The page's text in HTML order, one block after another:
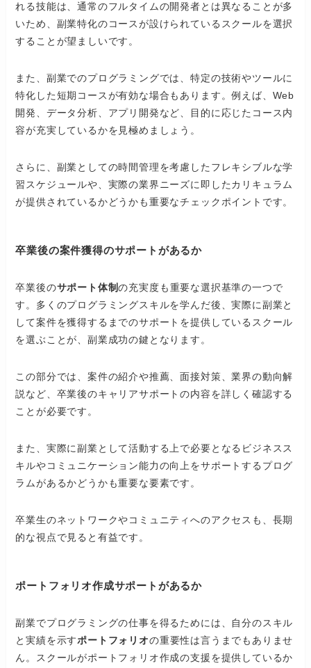
れる技能は、通常のフルタイムの開発者とは異なることが多
いため、副業特化のコースが設けられているスクールを選択
することが望ましいです。
また、副業でのプログラミングでは、特定の技術やツールに
特化した短期コースが有効な場合もあります。例えば、Web
開発、データ分析、アプリ開発など、目的に応じたコース内
容が充実しているかを見極めましょう。
さらに、副業としての時間管理を考慮したフレキシブルな学
習スケジュールや、実際の業界ニーズに即したカリキュラム
が提供されているかどうかも重要なチェックポイントです。
卒業後の案件獲得のサポートがあるか
卒業後のサポート体制の充実度も重要な選択基準の一つで
す。多くのプログラミングスキルを学んだ後、実際に副業と
して案件を獲得するまでのサポートを提供しているスクール
を選ぶことが、副業成功の鍵となります。
この部分では、案件の紹介や推薦、面接対策、業界の動向解
説など、卒業後のキャリアサポートの内容を詳しく確認する
ことが必要です。
また、実際に副業として活動する上で必要となるビジネスス
キルやコミュニケーション能力の向上をサポートするプログ
ラムがあるかどうかも重要な要素です。
卒業生のネットワークやコミュニティへのアクセスも、長期
的な視点で見ると有益です。
ポートフォリオ作成サポートがあるか
副業でプログラミングの仕事を得るためには、自分のスキル
と実績を示すポートフォリオの重要性は言うまでもありませ
ん。スクールがポートフォリオ作成の支援を提供しているか